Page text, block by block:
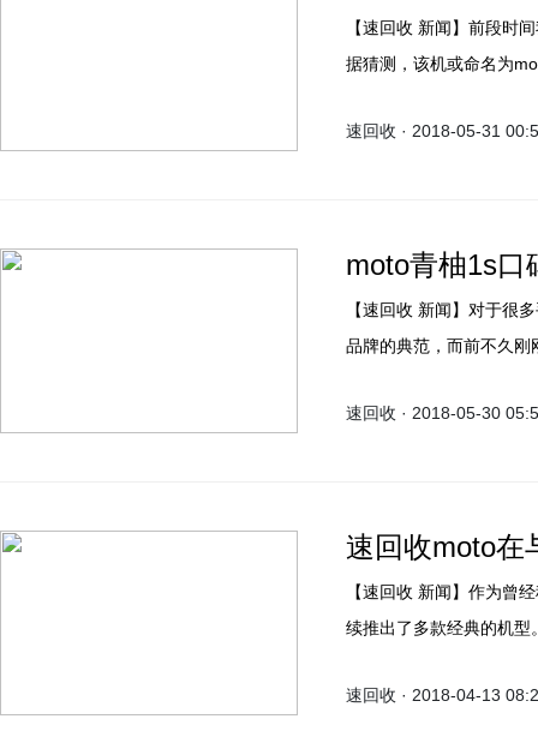
【速回收 新闻】前段时间我们曾报道过，网上曝光了关于moto的全新手机的消息，
据猜测，该机或命名为
速回收 · 2018-05-31
moto青柚1s口
【速回收 新闻​】对于很多手机用户来说，Motorola一直都是手机市场中时尚、活力
品牌的典范，而前不久
身出色的实力赢得了销
速回收 · 2018-05-30
速回收moto在
【速回收 新闻】作为曾
续推出了多款经典的机
款涵盖不同价位档的新机
速回收 · 2018-04-13